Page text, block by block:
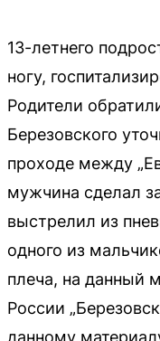
13-летнего
ногу,
Родители
Березовского
проходе между
мужчина сделал
выстрелил из
одного из
плеча, на данный
России
данному